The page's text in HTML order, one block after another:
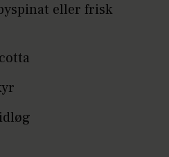
eller frisk